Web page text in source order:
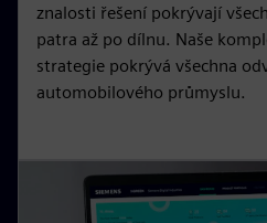
znalosti řešení pokrývají
patra až po dílnu. Naše
strategie pokrývá všechna
automobilového průmyslu.